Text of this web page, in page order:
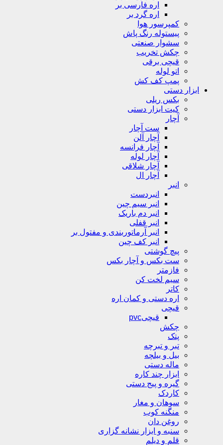
اره فارسی بر
اره گرد بر
کمپرسور هوا
پیستوله رنگ پاش
سشوار صنعتی
چکش تخریب
قیچی برقی
اتو لوله
پمپ کف کش
ابزار دستی
بکس ریلی
کیت ابزار دستی
آچار
ست آچار
آچار آلن
آچار فرانسه
آچار لوله
آچار شلاقی
آچار ال
انبر
انبردست
انبر سیم چین
انبر دم باریک
انبر قفلی
انبر آرماتوربندی و مفتول بر
انبر کف چین
پیچ گوشتی
ست بکس و آچار بکس
فازمتر
سیم لخت کن
کاتر
اره دستی و کمان اره
قیچی
قیچیpvc
چکش
پتک
تبر و تبرچه
بیل و بیلچه
ماله دستی
ابزار چند کاره
گیره و پیج دستی
کاردک
سوهان و مغار
منگنه کوب
روغن دان
سنبه و ابزار نشانه گزاری
قلم و دیلم